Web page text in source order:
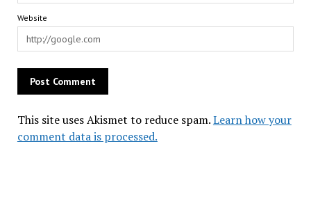
Website
This site uses Akismet to reduce spam.Learn how your
comment data is processed.